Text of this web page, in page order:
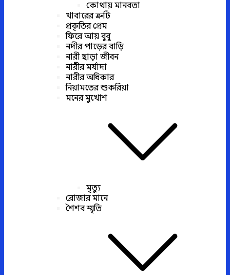
কোথায় মানবতা
খাবারের ত্রুটি
প্রকৃতির প্রেম
ফিরে আয় বুবু
নদীর পাড়ের বাড়ি
নারী ছাড়া জীবন
নারীর মর্যাদা
নারীর অধিকার
নিয়ামতের শুকরিয়া
মনের মুখোশ
মৃত্যু
রোজার মানে
শৈশব স্মৃতি